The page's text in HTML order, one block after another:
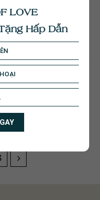
Nhẫn Cưới V-Promise
LOVE
Hấp Dẫn